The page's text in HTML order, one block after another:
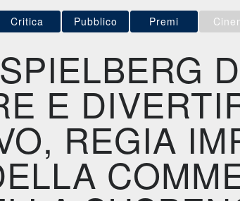
Critica Pubblico Premi
SPIELBERG
E
REGIA